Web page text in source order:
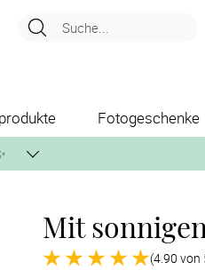
Suche...
Fotogeschenke
per Post zusenden.
Mit
(4.90 von